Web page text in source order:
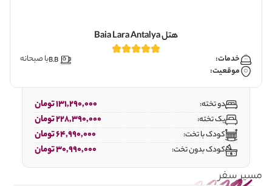
هتل Baia Lara Antalya
خدمات:
با صبحانه
موقعیت:
دو تخته: 131,290,000 تومان
یک تخته: 228,390,000 تومان
کودک با تخت: 64,990,000 تومان
کودک بدون تخت: 30,990,000 تومان
مسیر سفر